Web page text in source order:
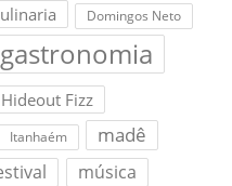
Domingos Neto
gastronomia
Hideout Fizz
Itanhaém madê
música